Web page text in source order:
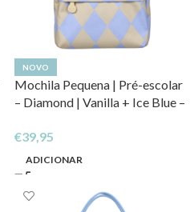
NOVO
Mochila Pequena | Pré-escolar
– Diamond | Vanilla + Ice Blue –
€39,95
ADICIONAR